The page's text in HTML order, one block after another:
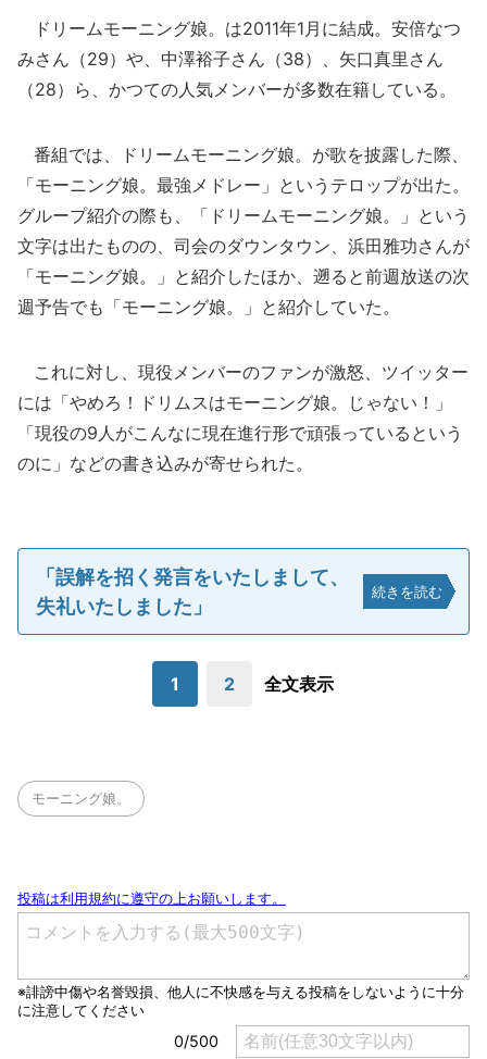
ドリームモーニング娘。は2011年1月に結成。安倍なつ
みさん（29）や、中澤裕子さん（38）、矢口真里さん
（28）ら、かつての人気メンバーが多数在籍している。
番組では、ドリームモーニング娘。が歌を披露した際、
「モーニング娘。最強メドレー」というテロップが出た。
グループ紹介の際も、「ドリームモーニング娘。」という
文字は出たものの、司会のダウンタウン、浜田雅功さんが
「モーニング娘。」と紹介したほか、遡ると前週放送の次
週予告でも「モーニング娘。」と紹介していた。
これに対し、現役メンバーのファンが激怒、ツイッター
には「やめろ！ドリムスはモーニング娘。じゃない！」
「現役の9人がこんなに現在進行形で頑張っているという
のに」などの書き込みが寄せられた。
「誤解を招く発言をいたしまして、
失礼いたしました」
続きを読む
1 2 全文表示
モーニング娘。